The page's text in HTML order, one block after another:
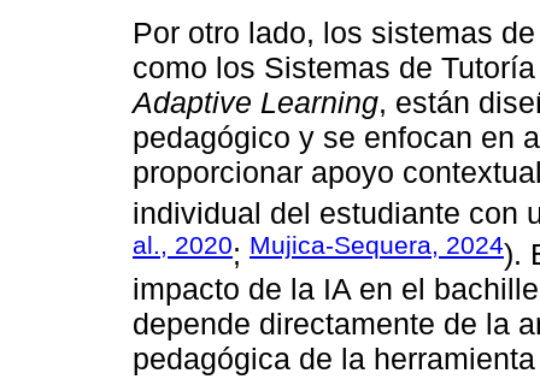
Por otro lado, los sistemas
como los Sistemas de
Adaptive Learning, están
pedagógico y se enfocan en
proporcionar apoyo
individual del estudiante con
al., 2020; Mujica-Sequera, 2024).
impacto de la IA en el
depende directamente de la
pedagógica de la